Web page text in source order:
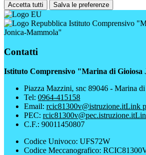
Accetta tutti Salva le preferenze
Istituto Comprensivo
Jonica-Mammola"
Contatti
Istituto Comprensivo "Marina di Gioiosa
Piazza Mazzini, snc 89046 - Marina
Tel: 0964-415158
Email: rcic81300v@istruzione.itLink
PEC: rcic81300v@pec.istruzione.it
C.F.: 90011450807
Codice Univoco: UFS72W
Codice Meccanografico: